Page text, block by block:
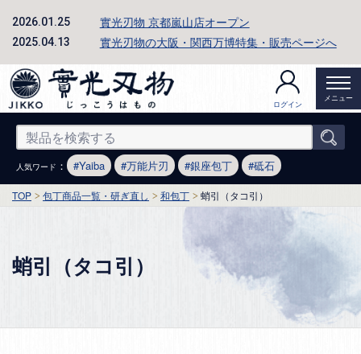
2026.01.25 實光刃物 京都嵐山店オープン
2025.04.13 實光刃物の大阪・関西万博特集・販売ページへ
ログイン
メニュー
人気ワード ： Yaiba 万能片刃 銀座包丁 砥石
TOP 包丁商品一覧・研ぎ直し 和包丁 蛸引（タコ引）
蛸引（タコ引）